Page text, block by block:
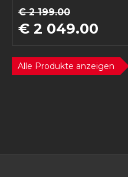
€ 2 199.00
€ 2 049.00
Alle Produkte anzeigen